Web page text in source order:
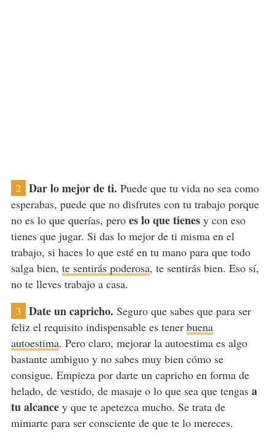
2 Dar lo mejor de ti. Puede que tu vida no sea como
esperabas, puede que no disfrutes con tu trabajo porque
no es lo que querías, peroes lo que tienesy con eso
tienes que jugar. Si das lo mejor de ti misma en el
trabajo, si haces lo que esté en tu mano para que todo
salga bien, te sentirás poderosa, te sentirás bien. Eso sí,
no te lleves trabajo a casa.
3 Date un capricho. Seguro que sabes que para ser
feliz el requisito indispensable es tener buena
autoestima. Pero claro, mejorar la autoestima es algo
bastante ambiguo y no sabes muy bien cómo se
consigue. Empieza por darte un capricho en forma de
helado, de vestido, de masaje o lo que sea que tengas a
tu alcancey que te apetezca mucho. Se trata de
mimarte para ser consciente de que te lo mereces.